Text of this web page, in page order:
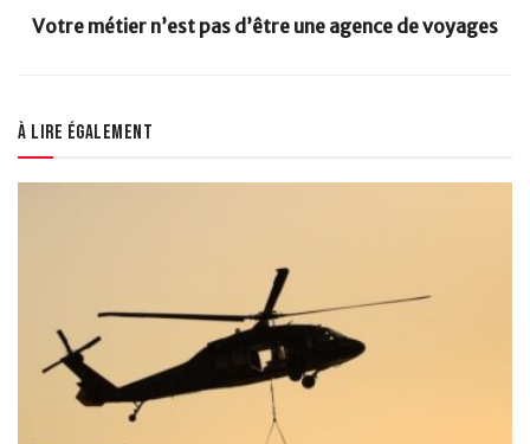
Votre métier n’est pas d’être une agence de voyages
À lire également